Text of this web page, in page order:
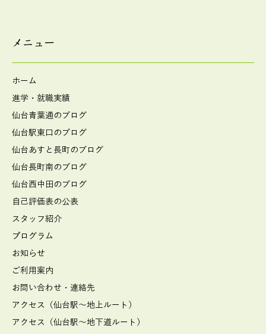
メニュー
ホーム
進学・就職実績
仙台青葉通のブログ
仙台駅東口のブログ
仙台あすと長町のブログ
仙台長町南のブログ
仙台西中田のブログ
自己評価表の公表
スタッフ紹介
プログラム
お知らせ
ご利用案内
お問い合わせ・連絡先
アクセス（仙台駅～地上ルート）
アクセス（仙台駅～地下道ルート）